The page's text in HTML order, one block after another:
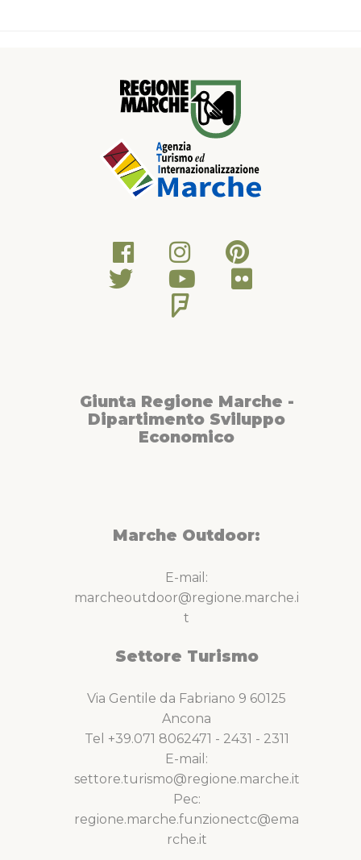
Giunta Regione Marche -
Dipartimento Sviluppo
Economico
Marche Outdoor:
E-mail:
marcheoutdoor@regione.marche.i
t
Settore Turismo
Via Gentile da Fabriano 9 60125
Ancona
Tel +39.071 8062471 - 2431 - 2311
E-mail:
settore.turismo@regione.marche.it
Pec:
regione.marche.funzionectc@ema
rche.it